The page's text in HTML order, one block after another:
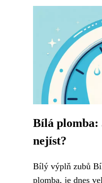
Bílá plomba:
nejíst?
Bílý výplň zubů
plomba, je dnes